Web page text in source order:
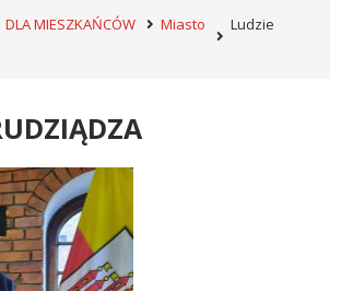
DLA MIESZKAŃCÓW Miasto
Ludzie
image